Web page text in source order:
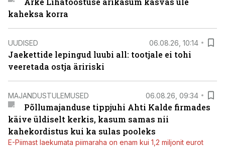
kaheksa korra
UUDISED 06.08.26, 10:14
Jaekettide lepingud luubi all: tootjale ei tohi
veeretada ostja äririski
MAJANDUSTULEMUSED 06.08.26, 09:34
Põllumajanduse tippjuhi Ahti Kalde firmades
käive üldiselt kerkis, kasum samas nii
kahekordistus kui ka sulas pooleks
E-Piimast laekumata piimaraha on enam kui 1,2 miljonit eurot